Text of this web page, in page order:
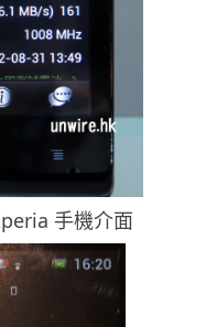
手機介面